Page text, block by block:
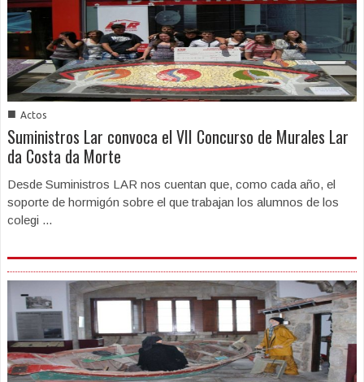
■ Actos
Suministros Lar convoca el VII Concurso de Murales Lar
da Costa da Morte
Desde Suministros LAR nos cuentan que, como cada año, el
soporte de hormigón sobre el que trabajan los alumnos de los
colegi ...